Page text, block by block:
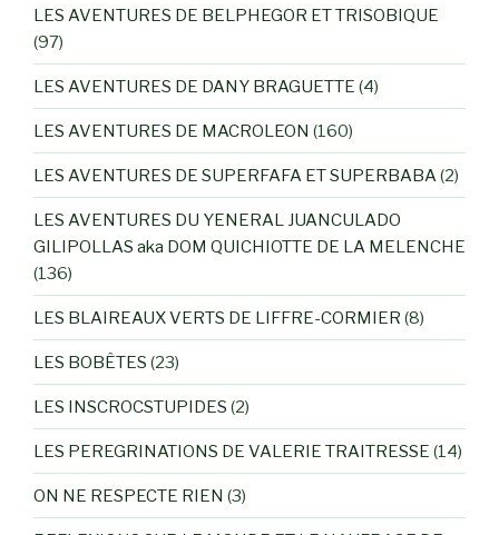
LES AVENTURES DE BELPHEGOR ET TRISOBIQUE
(97)
LES AVENTURES DE DANY BRAGUETTE (4)
LES AVENTURES DE MACROLEON (160)
LES AVENTURES DE SUPERFAFA ET SUPERBABA(2)
LES AVENTURES DU YENERAL JUANCULADO
GILIPOLLAS aka DOM QUICHIOTTE DE LA MELENCHE
(136)
LES BLAIREAUX VERTS DE LIFFRE-CORMIER (8)
LES BOBÊTES (23)
LES INSCROCSTUPIDES (2)
LES PEREGRINATIONS DE VALERIE TRAITRESSE (14)
ON NE RESPECTE RIEN (3)